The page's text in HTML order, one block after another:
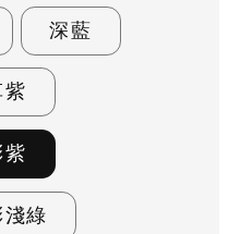
深藍
紫
紫
綠